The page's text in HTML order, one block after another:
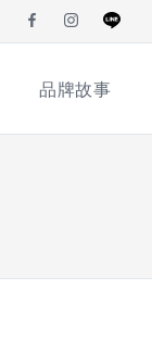
品牌故事